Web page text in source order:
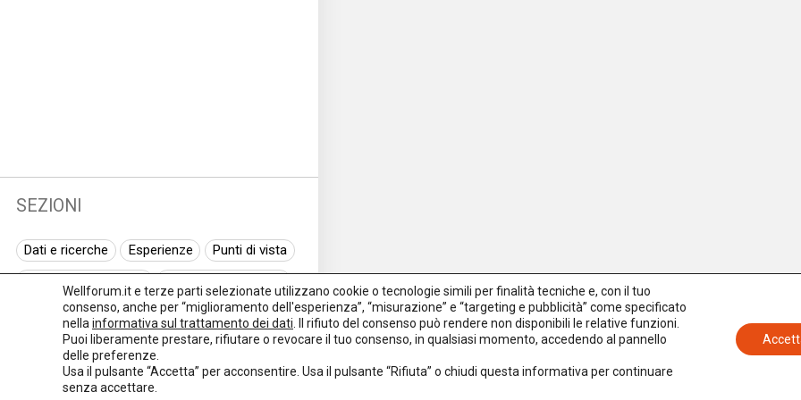
SEZIONI
Dati e ricerche Esperienze
Punti di vista
Normativa europea
Rassegna normativa
I seminari di Welforum
Eventi
Spazio ai promotori
Wellforum.it e terze parti selezionate utilizzano cookie o tecnologie simili per finalità tecniche e, con il tuo
consenso, anche per “miglioramento dell'esperienza”, “misurazione” e “targeting e pubblicità” come specificato
nella informativa sul trattamento dei dati . Il rifiuto del consenso può rendere non disponibili le relative funzioni.
Puoi liberamente prestare, rifiutare o revocare il tuo consenso, in qualsiasi momento, accedendo al pannello
delle preferenze.
Usa il pulsante “Accetta” per acconsentire. Usa il pulsante “Rifiuta” o chiudi questa informativa per continuare
senza accettare.